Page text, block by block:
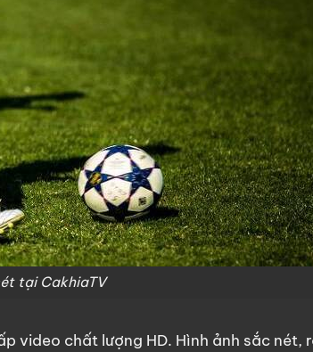
tại CakhiaTV
video chất lượng HD. Hình ảnh sắc nét,